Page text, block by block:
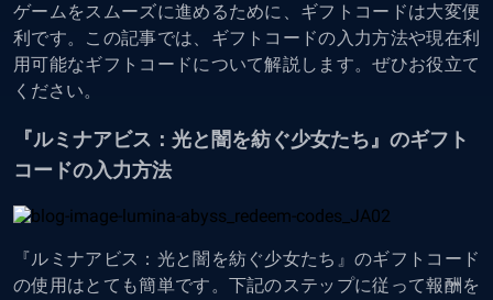
ゲームをスムーズに進めるために、ギフトコードは大変便
利です。この記事では、ギフトコードの入力方法や現在利
用可能なギフトコードについて解説します。ぜひお役立て
ください。
『ルミナアビス：光と闇を紡ぐ少女たち』のギフト
コードの入力方法
『ルミナアビス：光と闇を紡ぐ少女たち』のギフトコード
の使用はとても簡単です。下記のステップに従って報酬を